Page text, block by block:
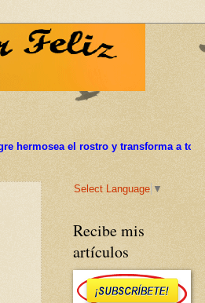
el rostro y transforma a todo el que toca
Select Language ▼
Recibe mis
artículos